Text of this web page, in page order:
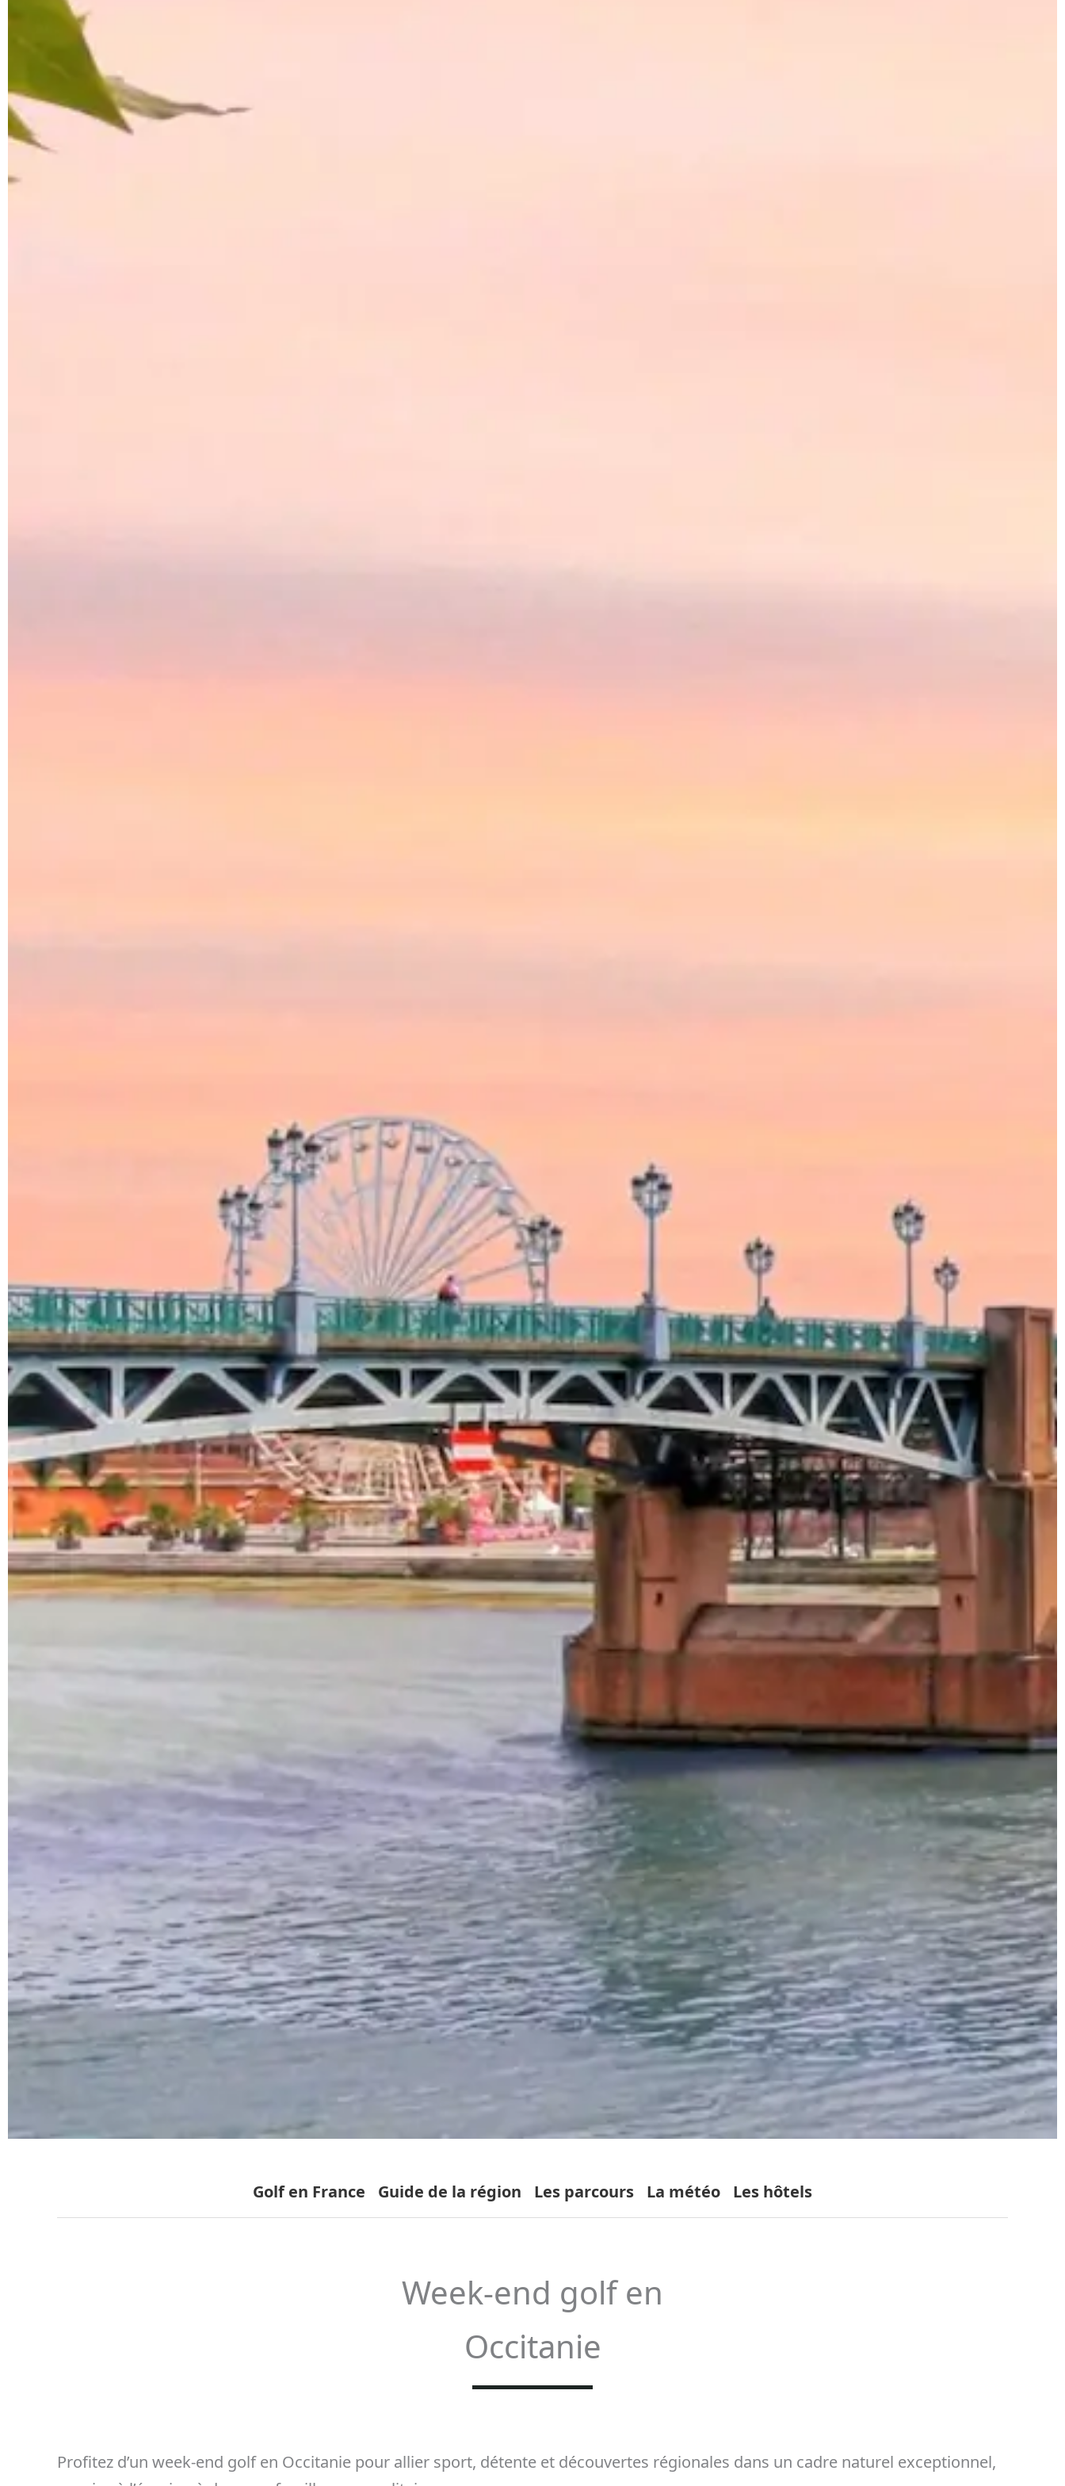
Golf en France Guide de la région Les parcours La météo Les hôtels
Week-end golf en
Occitanie
Profitez d’un week-end golf en Occitanie pour allier sport, détente et découvertes régionales dans un cadre naturel exceptionnel,